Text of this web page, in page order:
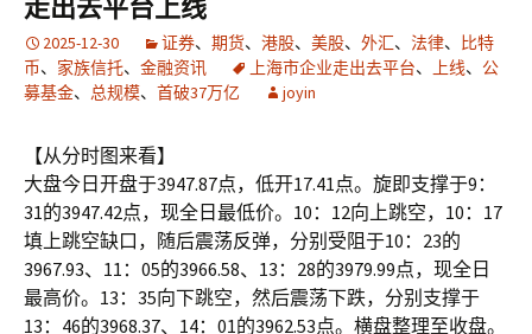
走出去平台上线
2025-12-30 证券、 期货、 港股、 美股、 外汇、 法律、 比特
币、 家族信托、 金融资讯 上海市企业走出去平台、 上线、 公
募基金、 总规模、 首破37万亿 joyin
【从分时图来看】
大盘今日开盘于3947.87点，低开17.41点。旋即支撑于9：
31的3947.42点，现全日最低价。10：12向上跳空，10：17
填上跳空缺口，随后震荡反弹，分别受阻于10：23的
3967.93、11：05的3966.58、13：28的3979.99点，现全日
最高价。13：35向下跳空，然后震荡下跌，分别支撑于
13：46的3968.37、14：01的3962.53点。横盘整理至收盘。